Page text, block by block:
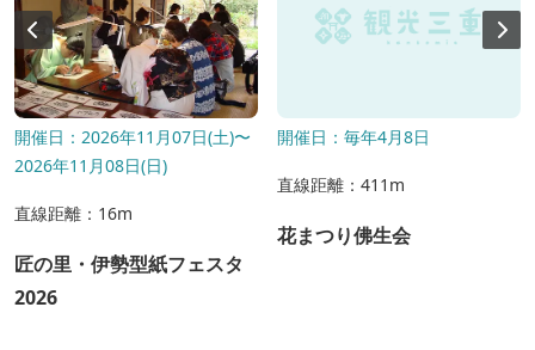
開催日：2026年11月07日(土)〜
2026年11月08日(日)
直線距離：16m
匠の里・伊勢型紙フェスタ
2026
開催日：毎年4月8日
直線距離：411m
花まつり佛生会